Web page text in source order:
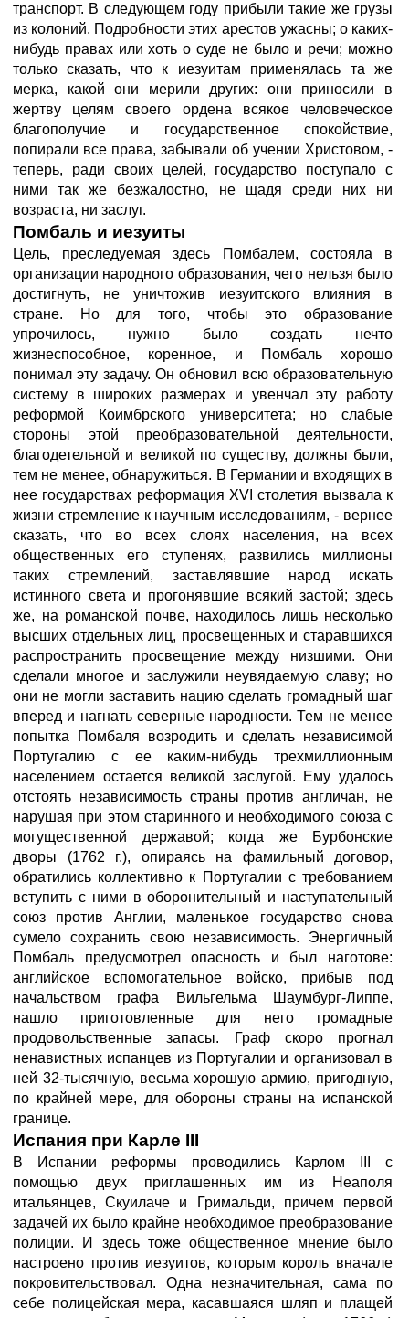
транспорт. В следующем году прибыли такие же грузы
из колоний. Подробности этих арестов ужасны; о каких-
нибудь правах или хоть о суде не было и речи; можно
только сказать, что к иезуитам применялась та же
мерка, какой они мерили других: они приносили в
жертву целям своего ордена всякое человеческое
благополучие и государственное спокойствие,
попирали все права, забывали об учении Христовом, -
теперь, ради своих целей, государство поступало с
ними так же безжалостно, не щадя среди них ни
возраста, ни заслуг.
Помбаль и иезуиты
Цель, преследуемая здесь Помбалем, состояла в
организации народного образования, чего нельзя было
достигнуть, не уничтожив иезуитского влияния в
стране. Но для того, чтобы это образование
упрочилось, нужно было создать нечто
жизнеспособное, коренное, и Помбаль хорошо
понимал эту задачу. Он обновил всю образовательную
систему в широких размерах и увенчал эту работу
реформой Коимбрского университета; но слабые
стороны этой преобразовательной деятельности,
благодетельной и великой по существу, должны были,
тем не менее, обнаружиться. В Германии и входящих в
нее государствах реформация XVI столетия вызвала к
жизни стремление к научным исследованиям, - вернее
сказать, что во всех слоях населения, на всех
общественных его ступенях, развились миллионы
таких стремлений, заставлявшие народ искать
истинного света и прогонявшие всякий застой; здесь
же, на романской почве, находилось лишь несколько
высших отдельных лиц, просвещенных и старавшихся
распространить просвещение между низшими. Они
сделали многое и заслужили неувядаемую славу; но
они не могли заставить нацию сделать громадный шаг
вперед и нагнать северные народности. Тем не менее
попытка Помбаля возродить и сделать независимой
Португалию с ее каким-нибудь трехмиллионным
населением остается великой заслугой. Ему удалось
отстоять независимость страны против англичан, не
нарушая при этом старинного и необходимого союза с
могущественной державой; когда же Бурбонские
дворы (1762 г.), опираясь на фамильный договор,
обратились коллективно к Португалии с требованием
вступить с ними в оборонительный и наступательный
союз против Англии, маленькое государство снова
сумело сохранить свою независимость. Энергичный
Помбаль предусмотрел опасность и был наготове:
английское вспомогательное войско, прибыв под
начальством графа Вильгельма Шаумбург-Липпе,
нашло приготовленные для него громадные
продовольственные запасы. Граф скоро прогнал
ненавистных испанцев из Португалии и организовал в
ней 32-тысячную, весьма хорошую армию, пригодную,
по крайней мере, для обороны страны на испанской
границе.
Испания при Карле III
В Испании реформы проводились Карлом III с
помощью двух приглашенных им из Неаполя
итальянцев, Скуилаче и Гримальди, причем первой
задачей их было крайне необходимое преобразование
полиции. И здесь тоже общественное мнение было
настроено против иезуитов, которым король вначале
покровительствовал. Одна незначительная, сама по
себе полицейская мера, касавшаяся шляп и плащей